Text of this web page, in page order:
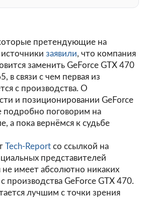
претендующие на
заявили, что компания
заменить GeForce GTX 470
в связи с чем первая из
с производства. О
и позиционировании GeForce
подробно поговорим на
а пока вернёмся к судьбе
Tech-Report со ссылкой на
представителей
имеет абсолютно никаких
производства GeForce GTX 470.
лучшим с точки зрения